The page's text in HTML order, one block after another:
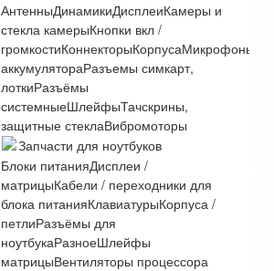
АнтенныДинамикиДисплеиКамеры и
стекла камерыКнопки вкл /
громкостиКоннекторыКорпусаМикрофоны
аккумулятораРазъемы симкарт,
лоткиРазъёмы
системныеШлейфыТачскрины,
защитные стеклаВибромоторы
Запчасти для ноутбуков
Блоки питанияДисплеи /
матрицыКабели / переходники для
блока питанияКлавиатурыКорпуса /
петлиРазъёмы для
ноутбукаРазноеШлейфы
матрицыВентиляторы процессора